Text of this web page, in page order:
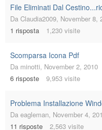
File Eliminati Dal
Da Claudia2009, November 8,
1 risposta 1,230 visite
Scomparsa Icona Pdf
Da minotti, November 2, 2010
6 risposte 9,953 visite
Problema Installazione
Da eagleman, November 4,
11 risposte 2,563 visite